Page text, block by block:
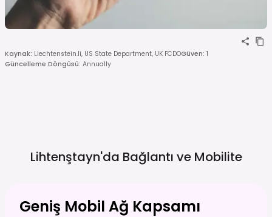
Kaynak: Liechtenstein.li, US State Department, UK FCDOGüven: 1
Güncelleme Döngüsü: Annually
Lihtenştayn'da Bağlantı ve Mobilite
Geniş Mobil Ağ Kapsamı